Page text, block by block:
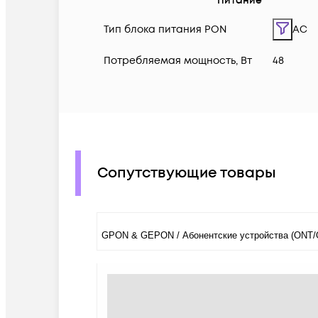
Тип блока питания PON AC
Потребляемая мощность, Вт 48
Сопутствующие товары
GPON & GEPON / Абонентские устройства (ONT/